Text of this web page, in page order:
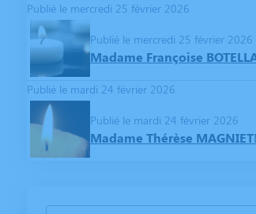
Publié le mercredi 25 février 2026
Publié le mercredi 25 février 2026
Madame Françoise
Publié le mardi 24 février 2026
Publié le mardi 24 février 2026
Madame Thérèse MAGNIET